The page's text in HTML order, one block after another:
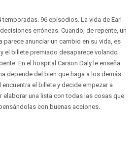
temporadas. 96 episodios. La vida de Earl
erróneas. Cuando, de repente, un
anunciar un cambio en su vida, es
el billete premiado desaparece volando
En el hospital Carson Daly le enseña
depende del bien que haga a los demás.
encuentra el billete y decide empezar a
elaborar una lista con todas las cosas que
con buenas acciones.